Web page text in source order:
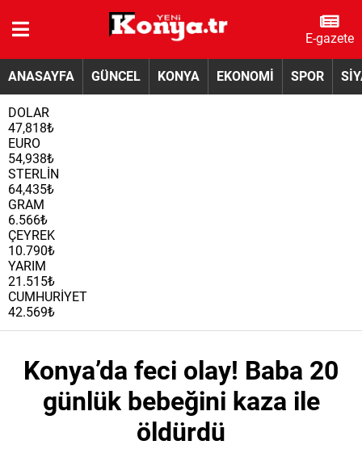
E-gazete
ANASAYFA GÜNCEL KONYA EKONOMİ SPOR
DOLAR
47,818₺
EURO
54,938₺
STERLİN
64,435₺
GRAM
6.566₺
ÇEYREK
10.790₺
YARIM
21.515₺
CUMHURİYET
42.569₺
Konya’da feci olay! Baba 20
günlük bebeğini kaza ile
öldürdü